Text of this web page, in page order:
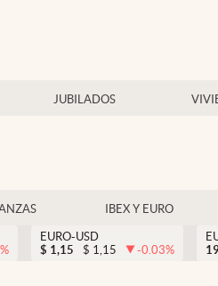
JUBILADOS
IBEX Y EURO
%
EURO-USD
$ 1,15 $ 1,15 -0.03%